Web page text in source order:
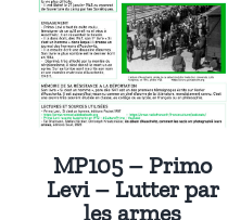
MP105 – Primo
Levi – Lutter par
les armes